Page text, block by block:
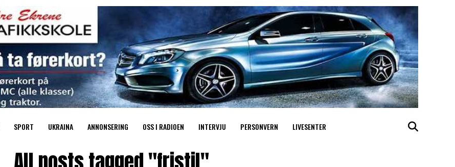
SPORT UKRAINA ANNONSERING OSS I RADIOEN INTERVJU PERSONVERN LIVESENTER